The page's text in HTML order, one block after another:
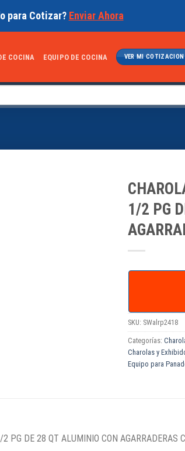
para Cotizar? Enviar Ahora
COCINA EQUIPO DE COCINA VER MI COTIZACION
1/2 PG
SKU: SWalrp2418
Categorías:
Charolas y
Equipo para
PG DE 28 QT ALUMINIO CON AGARRADERAS